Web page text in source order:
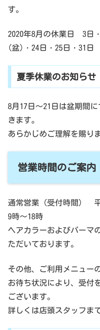
す。
2020年8月の休業日 3日
(盆)・24日・25日・31日
夏季休業のお知らせ
8月17日～21日は盆期間
きます。
あらかじめご理解を賜り
営業時間のご案内
通常営業（受付時間）
9時～18時
ヘアカラーおよびパーマ
ただいております。
その他、ご利用メニュー
お待ち状況により、受付
ございます。
詳しくは店頭スタッフま